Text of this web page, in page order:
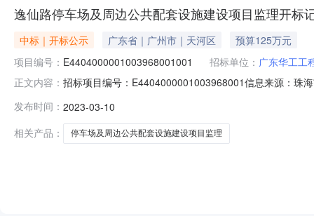
逸仙路停车场及周边公共配套设施建设项目监理开标
中标｜开标公示 广东省｜广州市｜天河区
预算125万元
项目编号： E4404000001003968001001 招标单位： 广东华工工
正文内容： 招标项目编号：E4404000001003968001信息来源：珠
名称逸仙路停车场及周边公共配套设施建设项目监理序
发布时间： 2023-03-10
相关产品：
停车场及周边公共配套设施建设项目监理